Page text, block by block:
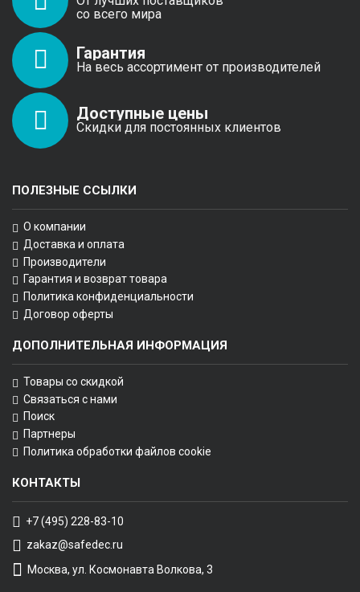
со всего мира
Гарантия
На весь ассортимент от производителей
Доступные цены
Скидки для постоянных клиентов
ПОЛЕЗНЫЕ ССЫЛКИ
О компании
Доставка и оплата
Производители
Гарантия и возврат товара
Политика конфиденциальности
Договор оферты
ДОПОЛНИТЕЛЬНАЯ ИНФОРМАЦИЯ
Товары со скидкой
Связаться с нами
Поиск
Партнеры
Политика обработки файлов cookie
КОНТАКТЫ
+7 (495) 228-83-10
zakaz@safedec.ru
Москва, ул. Космонавта Волкова, 3